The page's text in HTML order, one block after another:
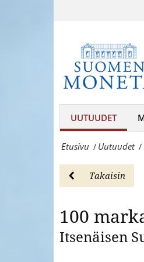
alkuperäinen
markan
hopearaha
vuodelta
1956
Moneta
–
UUTUUDET
Etusivu / Uutuudet /
Takaisin
100
Itsenäisen
UutuudetSuomen
rahojen
mitaleiden
asiantuntija